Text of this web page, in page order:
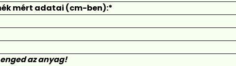
mért adatai (cm-ben):*
az anyag!